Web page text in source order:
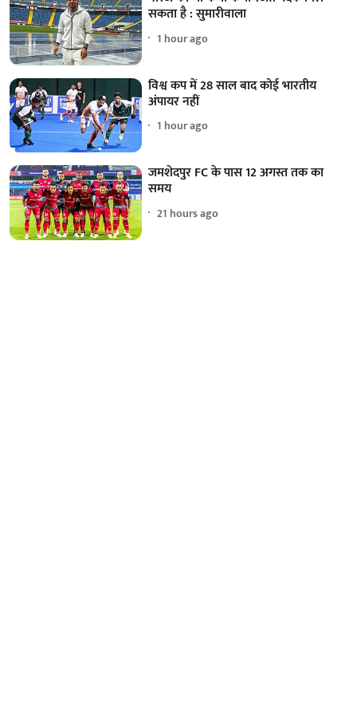
सकता है : सुमारीवाला
1 hour ago
विश्व कप में 28 साल बाद कोई भारतीय
अंपायर नहीं
1 hour ago
जमशेदपुर FC के पास 12 अगस्त तक का
समय
21 hours ago